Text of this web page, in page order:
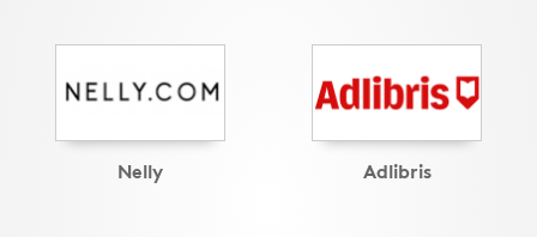
Nelly Adlibris